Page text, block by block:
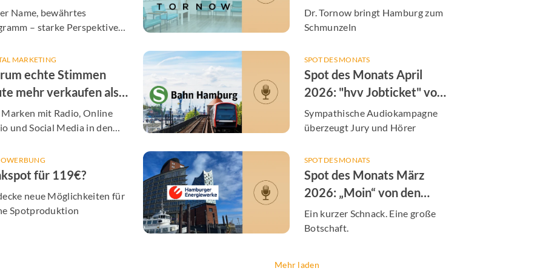
Hamburg
Name, bewährtes
– starke Perspektiven
MARKETING
echte Stimmen
mehr verkaufen als
KI-Postmit Radio, Online
und Social Media in den
Cases aus Hamburg
für 119€?
neue Möglichkeiten für
Spotproduktion
von der Augenarztpraxis
Dres. Tornow & Tachezy
Dr. Tornow bringt Hamburg zum
Schmunzeln
SPOT DES MONATS
Spot des Monats April
2026: "hvv Jobticket" von
der S-Bahn Hamburg
Sympathische Audiokampagne
überzeugt Jury und Hörer
SPOT DES MONATS
Spot des Monats März
2026: „Moin“ von den
Hamburger Energiewerken
Ein kurzer Schnack. Eine große
Botschaft.
Mehr laden